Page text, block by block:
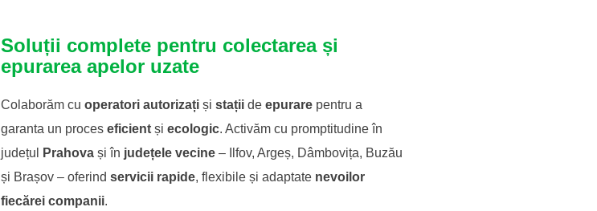
Soluții complete pentru colectarea și
epurarea apelor uzate
Colaborăm cu operatori autorizați și stații de epurare pentru a
garanta un proces eficient și ecologic. Activăm cu promptitudine în
județul
Prahova și în județele vecine – Ilfov, Argeș, Dâmbovița, Buzău
și Brașov – oferind servicii rapide, flexibile și adaptate nevoilor
fiecărei companii.